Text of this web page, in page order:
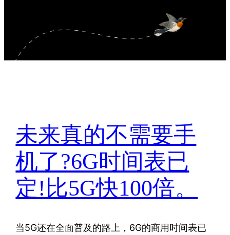
未来真的不需要手
机了?6G时间表已
定!比5G快100倍。
当5G还在全面普及的路上，6G的商用时间表已